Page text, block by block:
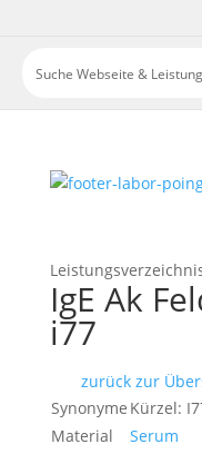
IgE Ak
i77
zurück zur
Synonyme Kürzel:
Material
Serum